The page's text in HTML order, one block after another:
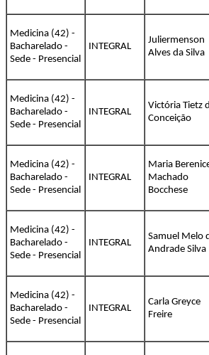
Medicina (42) -
Bacharelado -
Sede - Presencial
INTEGRAL
Juliermenson
Alves da Silva
Medicina (42) -
Bacharelado -
Sede - Presencial
INTEGRAL
Victória Tietz
Conceição
Medicina (42) -
Bacharelado -
Sede - Presencial
INTEGRAL
Maria
Machado
Bocchese
Medicina (42) -
Bacharelado -
Sede - Presencial
INTEGRAL
Samuel Melo
Andrade Silva
Medicina (42) -
Bacharelado -
Sede - Presencial
INTEGRAL
Carla Greyce
Freire